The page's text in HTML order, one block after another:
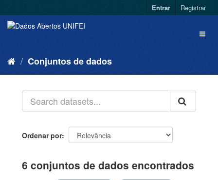
Entrar Registrar
Conjuntos de dados
Ordenar por
6 conjuntos de dados encontrados